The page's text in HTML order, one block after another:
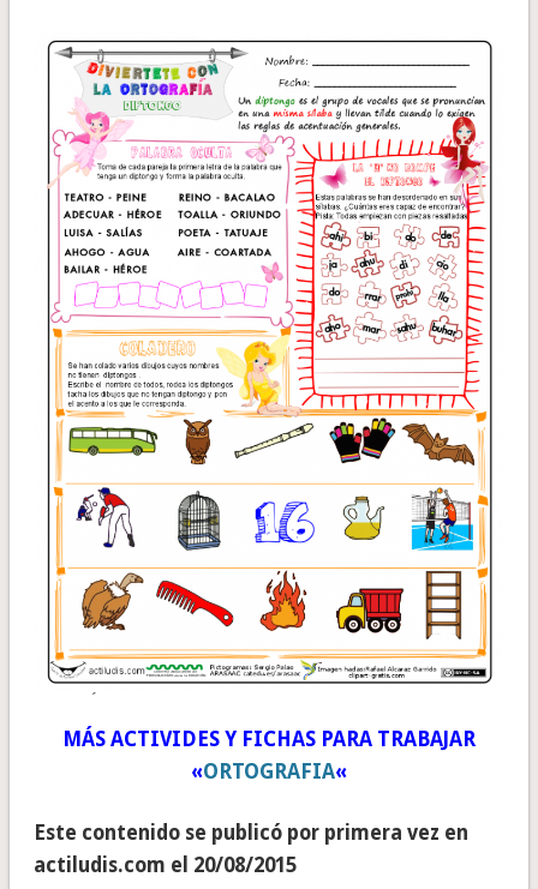
MÁS ACTIVIDES Y FICHAS PARA TRABAJAR
«ORTOGRAFIA«
Este contenido se publicó por primera vez en
actiludis.com el 20/08/2015